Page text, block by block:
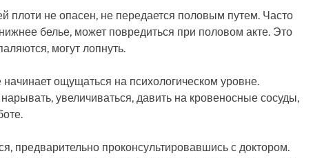
плоти не опасен, не передается половым путем. Часто
белье, может повредиться при половом акте. Это
могут лопнуть.
ощущаться на психологическом уровне.
увеличиваться, давить на кровеносные сосуды,
предварительно проконсультировавшись с доктором.